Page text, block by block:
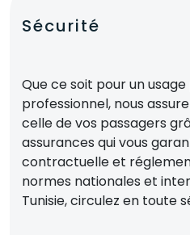
Sécurité
Que ce soit pour un
professionnel, nous
celle de vos passagers
assurances qui vous
contractuelle et
normes nationales et
Tunisie, circulez en toute